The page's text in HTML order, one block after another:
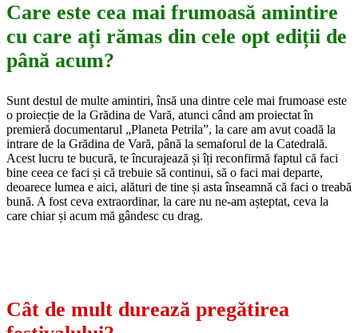
Care este cea mai frumoasă amintire
cu care ați rămas din cele opt ediții de
până acum?
Sunt destul de multe amintiri, însă una dintre cele mai frumoase este
o proiecție de la Grădina de Vară, atunci când am proiectat în
premieră documentarul „Planeta Petrila”, la care am avut coadă la
intrare de la Grădina de Vară, până la semaforul de la Catedrală.
Acest lucru te bucură, te încurajează și îți reconfirmă faptul că faci
bine ceea ce faci și că trebuie să continui, să o faci mai departe,
deoarece lumea e aici, alături de tine și asta înseamnă că faci o treabă
bună. A fost ceva extraordinar, la care nu ne-am așteptat, ceva la
care chiar și acum mă gândesc cu drag.
Cât de mult durează pregătirea